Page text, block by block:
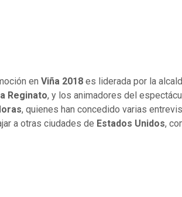
en Viña 2018 es liderada por la
Reginato, y los animadores del
, quienes han concedido varias
a otras ciudades de Estados Unidos,